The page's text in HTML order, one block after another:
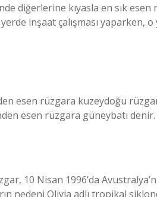
diğerlerine kıyasla en sık esen
inşaat çalışması yaparken,
esen rüzgara kuzeydoğu
esen rüzgara güneybatı denir.
10 Nisan 1996’da
nedeni Olivia adlı tropikal